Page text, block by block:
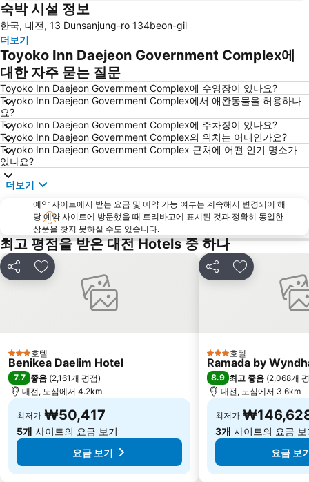
숙박 시설 정보
한국, 대전, 13 Dunsanjung-ro 134beon-gil
더보기
Toyoko Inn Daejeon Government Complex에
대한 자주 묻는 질문
Toyoko Inn Daejeon Government Complex에 수영장이 있나요?
Toyoko Inn Daejeon Government Complex에서 애완동물을 허용하나
요?
Toyoko Inn Daejeon Government Complex에 주차장이 있나요?
Toyoko Inn Daejeon Government Complex의 위치는 어디인가요?
Toyoko Inn Daejeon Government Complex 근처에 어떤 인기 명소가
있나요?
더보기
예약 사이트에서 받는 요금 및 예약 가능 여부는 계속해서 변경되어 해
당 예약 사이트에 방문했을 때 트리바고에 표시된 것과 정확히 동일한
상품을 찾지 못하실 수도 있습니다.
최고 평점을 받은 대전 Hotels 중 하나
공유 즐겨찾기에 추가
3 성급호텔
Benikea Daelim Hotel
7.7 좋음 (2,161개 평점)
대전, 도심에서 4.2km
최저가 ₩50,417
5개 사이트의 요금 보기
요금 보기
공유 즐겨찾기에
3 성급호텔
Ramada by
8.9 최고 좋음 (2,068개
대전, 도심에서 3.6km
최저가
3개 사이트의 요금 보
요금 보